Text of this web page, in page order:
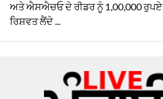
ਅਤੇ ਐਸਐਚਓ ਦੇ ਰੀਡਰ ਨੂੰ 1,00,000 ਰੁਪਏ
ਰਿਸ਼ਵਤ ਲੈਂਦੇ ...